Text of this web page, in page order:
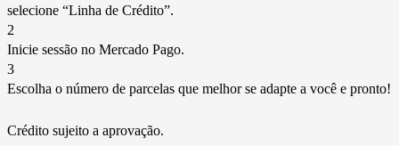
selecione “Linha de Crédito”.
2
Inicie sessão no Mercado Pago.
3
Escolha o número de parcelas que melhor se adapte a você e pronto!
Crédito sujeito a aprovação.